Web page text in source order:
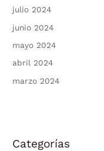
julio 2024
junio 2024
mayo 2024
abril 2024
marzo 2024
Categorías